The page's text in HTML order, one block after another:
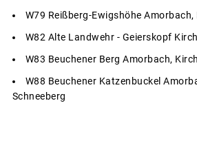
W79 Reißberg-Ewigshöhe Amorbach,
W82 Alte Landwehr - Geierskopf
W83 Beuchener Berg Amorbach,
W88 Beuchener Katzenbuckel
Schneeberg